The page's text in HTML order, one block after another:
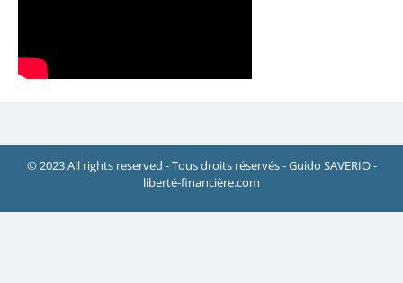
© 2023 All rights reserved - Tous droits réservés - Guido SAVERIO -
liberté-financière.com